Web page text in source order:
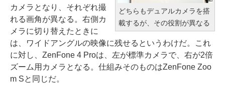
どちらもデュアルカメラを搭
載するが、その役割が異なる
カメラとなり、それぞれ撮
れる画角が異なる。右側カ
メラに切り替えたときに
は、ワイドアングルの映像に残せるというわけだ。これ
に対し、ZenFone 4 Proは、左が標準カメラで、右が2倍
ズーム用カメラとなる。仕組みそのものはZenFone Zoo
m Sと同じだ。